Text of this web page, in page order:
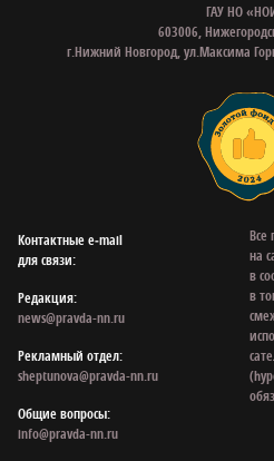
ГАУ НО
603006,
г.Нижний Новгород, ул.Максима
Контактные e‑mail
для связи:
Редакция:
news@pravda-nn.ru
Рекламный отдел:
sheptunova@pravda-nn.ru
Общие вопросы:
info@pravda-nn.ru
Все
на
в
в